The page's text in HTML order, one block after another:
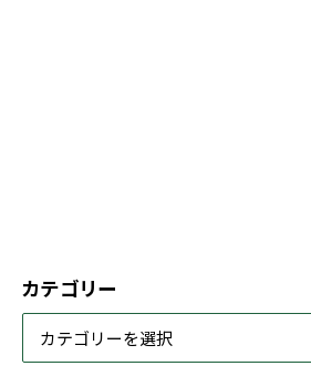
カテゴリー